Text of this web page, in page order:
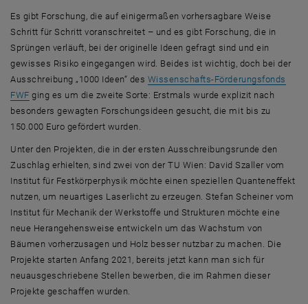
Es gibt Forschung, die auf einigermaßen vorhersagbare Weise
Schritt für Schritt voranschreitet – und es gibt Forschung, die in
Sprüngen verläuft, bei der originelle Ideen gefragt sind und ein
gewisses Risiko eingegangen wird. Beides ist wichtig, doch bei der
Ausschreibung „1000 Ideen“ des Wissenschafts-Förderungsfonds
FWF, öffnet eine externe URL in einem neuen Fenster
ging es um die zweite Sorte: Erstmals wurde explizit nach
besonders gewagten Forschungsideen gesucht, die mit bis zu
150.000 Euro gefördert wurden.
Unter den Projekten, die in der ersten Ausschreibungsrunde den
Zuschlag erhielten, sind zwei von der TU Wien: David Szaller vom
Institut für Festkörperphysik möchte einen speziellen Quanteneffekt
nutzen, um neuartiges Laserlicht zu erzeugen. Stefan Scheiner vom
Institut für Mechanik der Werkstoffe und Strukturen möchte eine
neue Herangehensweise entwickeln um das Wachstum von
Bäumen vorherzusagen und Holz besser nutzbar zu machen. Die
Projekte starten Anfang 2021, bereits jetzt kann man sich für
neuausgeschriebene Stellen bewerben, die im Rahmen dieser
Projekte geschaffen wurden.